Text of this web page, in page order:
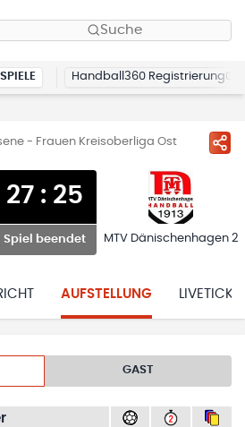
Suche
Handball360 Registrierung
- Frauen Kreisoberliga Ost
27 : 25
Spiel beendet MTV Dänischenhagen 2
AUFSTELLUNG
GAST